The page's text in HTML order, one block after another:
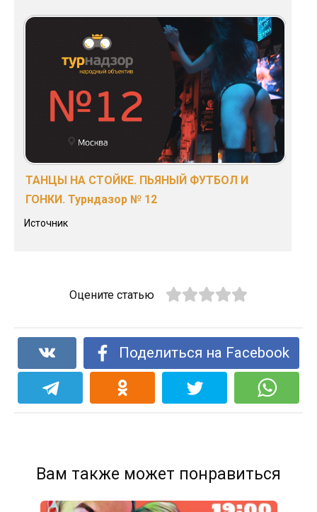
ТАНЦЫ НА СТОЙКЕ. ПЬЯНЫЙ ФУТБОЛ И
ГОНКИ. Турндазор № 12
Источник
Оцените статью
Поделиться на Facebook
Вам также может понравиться